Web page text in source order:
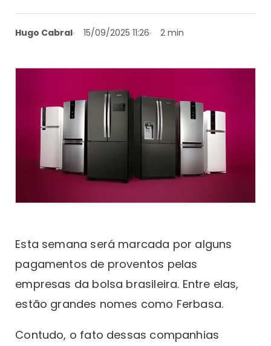
Hugo Cabral 15/09/2025 11:26 2 min
Esta semana será marcada por alguns
pagamentos de proventos pelas
empresas da bolsa brasileira. Entre elas,
estão grandes nomes como Ferbasa.
Contudo, o fato dessas companhias